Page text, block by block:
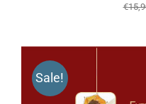
€
Sale!